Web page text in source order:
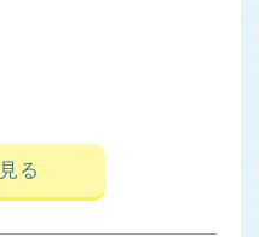
る